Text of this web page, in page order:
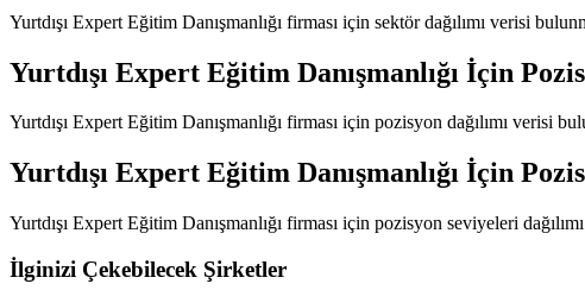
Yurtdışı Expert Eğitim Danışmanlığı firması için sektör dağılımı verisi
Yurtdışı Expert Eğitim Danışmanlığı İçin
Yurtdışı Expert Eğitim Danışmanlığı firması için pozisyon dağılımı verisi
Yurtdışı Expert Eğitim Danışmanlığı İçin
Yurtdışı Expert Eğitim Danışmanlığı firması için pozisyon seviyeleri
İlginizi Çekebilecek Şirketler